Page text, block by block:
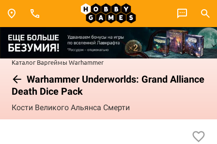
Каталог Варгеймы Warhammer
Warhammer Underworlds: Grand Alliance
Death Dice Pack
Кости Великого Альянса Смерти